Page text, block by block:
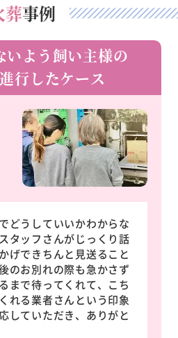
葬事例
いよう飼い主様の
行したケース
どうしていいかわからな
タッフさんがじっくり話
げできちんと見送ること
のお別れの際も急かさず
まで待ってくれて、こち
れる業者さんという印象
していただき、ありがと